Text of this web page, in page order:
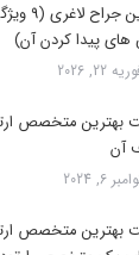
پیدا کردن آن)
22, 2026
بهترین متخصص
آن
6, 2024
بهترین متخصص